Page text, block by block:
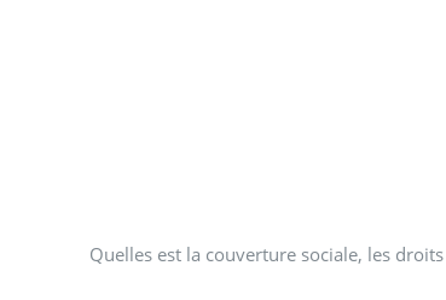
Quelles est la couverture sociale, les